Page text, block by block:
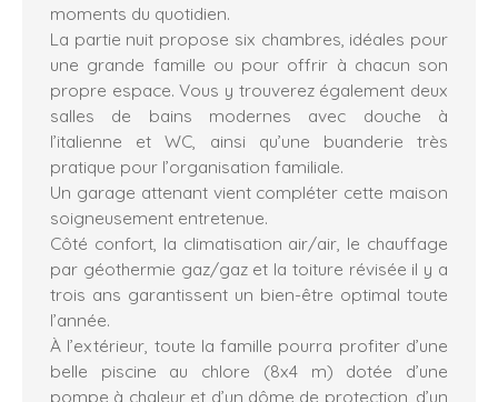
moments du quotidien.
La partie nuit propose six chambres, idéales pour
une grande famille ou pour offrir à chacun son
propre espace. Vous y trouverez également deux
salles de bains modernes avec douche à
l’italienne et WC, ainsi qu’une buanderie très
pratique pour l’organisation familiale.
Un garage attenant vient compléter cette maison
soigneusement entretenue.
Côté confort, la climatisation air/air, le chauffage
par géothermie gaz/gaz et la toiture révisée il y a
trois ans garantissent un bien-être optimal toute
l’année.
À l’extérieur, toute la famille pourra profiter d’une
belle piscine au chlore (8x4 m) dotée d’une
pompe à chaleur et d’un dôme de protection, d’un